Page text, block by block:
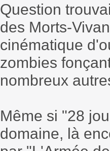
Question
des Morts-
cinématique
zombies
nombreux
Même si "28
domaine, là